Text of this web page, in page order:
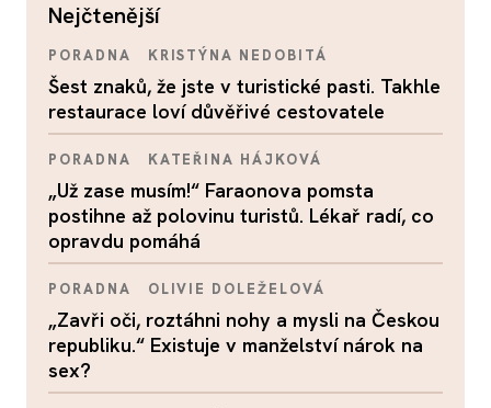
nejčtenější
PORADNA KRISTÝNA NEDOBITÁ
Šest znaků, že jste v turistické pasti. Takhle
restaurace loví důvěřivé cestovatele
PORADNA KATEŘINA HÁJKOVÁ
„Už zase musím!“ Faraonova pomsta
postihne až polovinu turistů. Lékař radí, co
opravdu pomáhá
PORADNA OLIVIE DOLEŽELOVÁ
„Zavři oči, roztáhni nohy a mysli na Českou
republiku.“ Existuje v manželství nárok na
sex?